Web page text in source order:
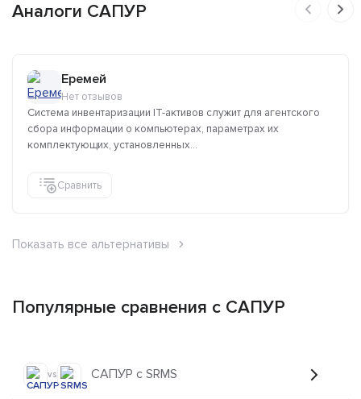
Аналоги САПУР
Еремей
Нет отзывов
Система инвентаризации IT-активов служит для агентского
сбора информации о компьютерах, параметрах их
комплектующих, установленных...
Сравнить
Показать все альтернативы
Популярные сравнения с САПУР
vs САПУР с SRMS